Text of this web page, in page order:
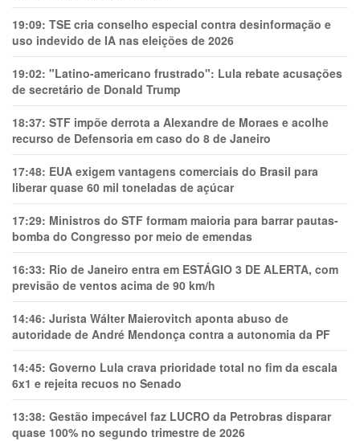
19:09: TSE cria conselho especial contra desinformação e
uso indevido de IA nas eleições de 2026
19:02: "Latino-americano frustrado": Lula rebate acusações
de secretário de Donald Trump
18:37: STF impõe derrota a Alexandre de Moraes e acolhe
recurso de Defensoria em caso do 8 de Janeiro
17:48: EUA exigem vantagens comerciais do Brasil para
liberar quase 60 mil toneladas de açúcar
17:29: Ministros do STF formam maioria para barrar pautas-
bomba do Congresso por meio de emendas
16:33: Rio de Janeiro entra em ESTÁGIO 3 DE ALERTA, com
previsão de ventos acima de 90 km/h
14:46: Jurista Wálter Maierovitch aponta abuso de
autoridade de André Mendonça contra a autonomia da PF
14:45: Governo Lula crava prioridade total no fim da escala
6x1 e rejeita recuos no Senado
13:38: Gestão impecável faz LUCRO da Petrobras disparar
quase 100% no segundo trimestre de 2026